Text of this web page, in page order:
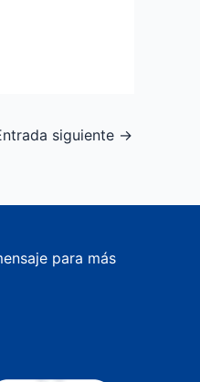
siguiente →
para más